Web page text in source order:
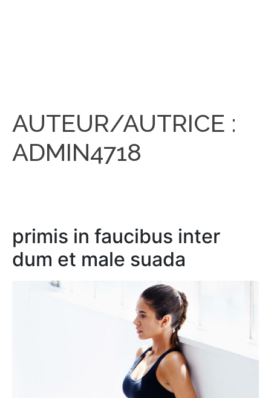
AUTEUR/AUTRICE :
ADMIN4718
primis in faucibus inter
dum et male suada